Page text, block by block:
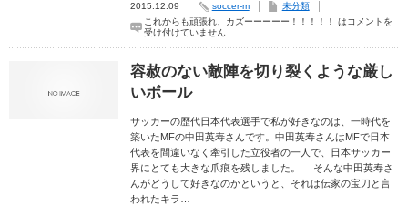
2015.12.09 soccer-m
未分類
これからも頑張れ、カズーーーーー！！！！！ はコメントを
受け付けていません
容赦のない敵陣を切り裂くような厳し
いボール
サッカーの歴代日本代表選手で私が好きなのは、一時代を
築いたMFの中田英寿さんです。中田英寿さんはMFで日本
代表を間違いなく牽引した立役者の一人で、日本サッカー
界にとても大きな爪痕を残しました。 そんな中田英寿さ
んがどうして好きなのかというと、それは伝家の宝刀と言
われたキラ…